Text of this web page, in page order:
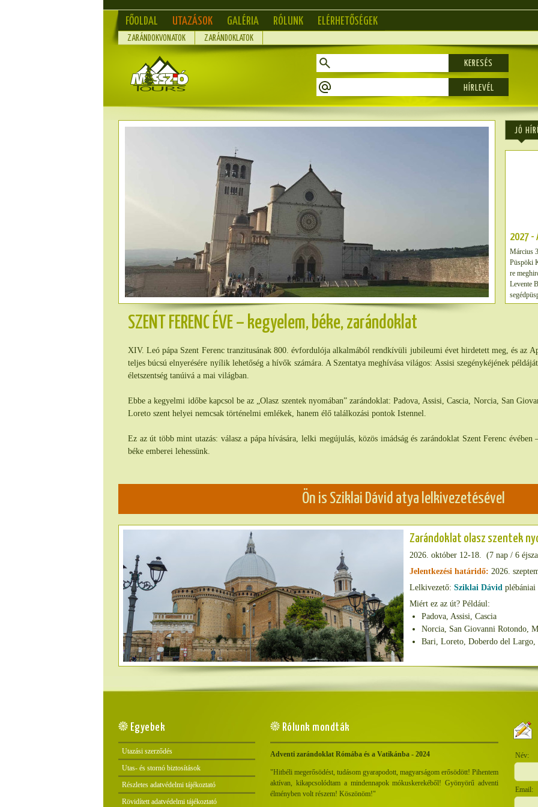
FŐOLDAL UTAZÁSOK GALÉRIA RÓLUNK ELÉRHETŐSÉGEK
ZARÁNDOKVONATOK ZARÁNDOKLATOK
KERESÉS
JÓ
2027 -
Március
Püspöki
re
Levente
minden
Jézus
„(Jézus)
amit
üdvösség
neki,
szerint.”
SZENT FERENC ÉVE – kegyelem, béke, zarándoklat
XIV. Leó pápa Szent Ferenc tranzitusának 800. évfordulója alkalmából rendkívüli jubileumi évet hirdetett meg, és az
teljes búcsú elnyerésére nyílik lehetőség a hívők számára. A Szentatya meghívása világos: Assisi szegénykéjének
életszentség tanúivá a mai világban.
Ebbe a kegyelmi időbe kapcsol be az „Olasz szentek nyomában” zarándoklat: Padova, Assisi, Cascia, Norcia, San
Loreto szent helyei nemcsak történelmi emlékek, hanem élő találkozási pontok Istennel.
Ez az út több mint utazás: válasz a pápa hívására, lelki megújulás, közös imádság és zarándoklat Szent Ferenc
béke emberei lehessünk.
Ön is Sziklai Dávid atya lelkivezetésével
Zarándoklat olasz szentek
2026. október 12-18. (7 nap / 6
Jelentkezési határidő: 2026.
Lelkivezető: Sziklai Dávid plébániai
Miért ez az út? Például:
Padova, Assisi, Cascia
Norcia, San Giovanni Rotondo,
Bari, Loreto, Doberdo del
Egyebek
Utazási szerződés
Utas- és stornó biztosítások
Részletes adatvédelmi tájékoztató
Rövidített adatvédelmi tájékoztató
Rólunk mondták
Adventi zarándoklat Rómába és a Vatikánba - 2024
"Hitbéli megerősödést, tudásom gyarapodott, magyarságom erősödött! Pihentem
aktívan, kikapcsolódtam a mindennapok mókuskerekéből! Gyönyörű adventi
élményben volt részem! Köszönöm!"